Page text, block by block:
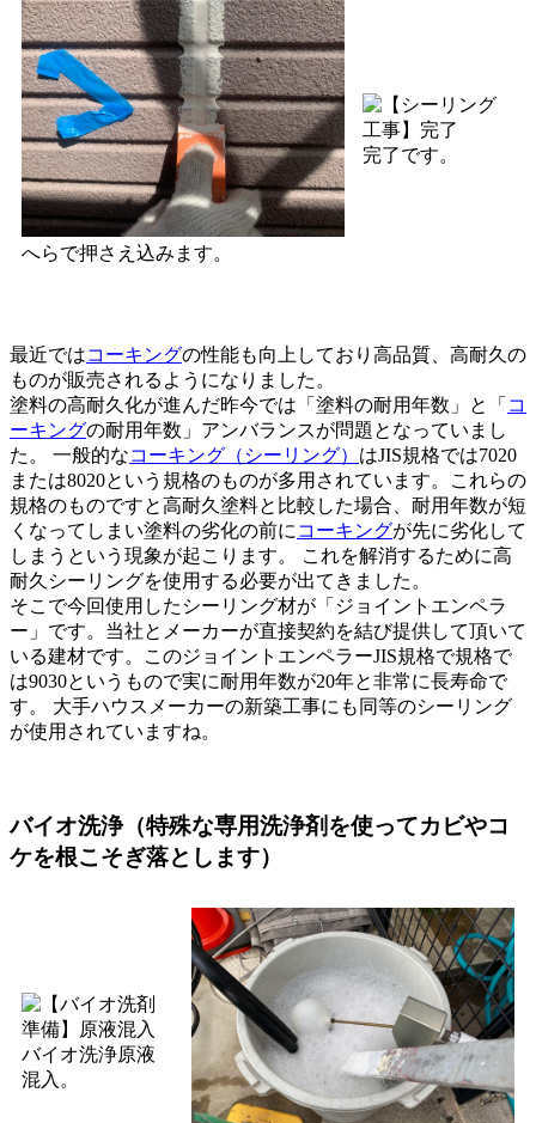
へらで押さえ込みます。
完了です。
最近ではコーキングの性能も向上しており高品質、高耐久の
ものが販売されるようになりました。
塗料の高耐久化が進んだ昨今では「塗料の耐用年数」と「 コ
ーキングの耐用年数」アンバランスが問題となっていまし
た。 一般的なコーキング（シーリング） はJIS規格では7020
または8020という規格のものが多用されています。これらの
規格のものですと高耐久塗料と比較した場合、耐用年数が短
くなってしまい塗料の劣化の前に コーキングが先に劣化して
しまうという現象が起こります。 これを解消するために高
耐久シーリングを使用する必要が出てきました。
そこで今回使用したシーリング材が「ジョイントエンペラ
ー」です。当社とメーカーが直接契約を結び提供して頂いて
いる建材です。このジョイントエンペラーJIS規格で規格で
は9030というもので実に耐用年数が20年と非常に長寿命で
す。 大手ハウスメーカーの新築工事にも同等のシーリング
が使用されていますね。
バイオ洗浄（特殊な専用洗浄剤を使ってカビやコ
ケを根こそぎ落とします）
バイオ洗浄原液
混入。